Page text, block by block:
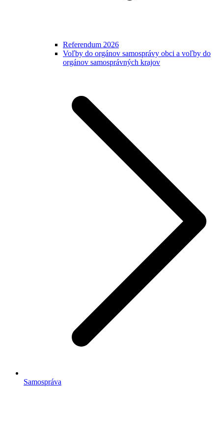
Referendum 2026
Voľby do orgánov samosprávy obci a voľby do
orgánov samosprávných krajov
Samospráva